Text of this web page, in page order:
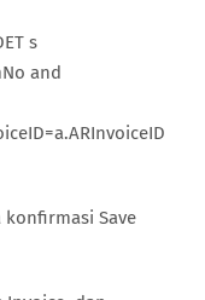
s
and
konfirmasi Save